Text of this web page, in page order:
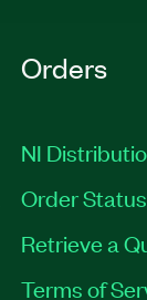
Orders
NI
Order
Retrieve a
Terms of